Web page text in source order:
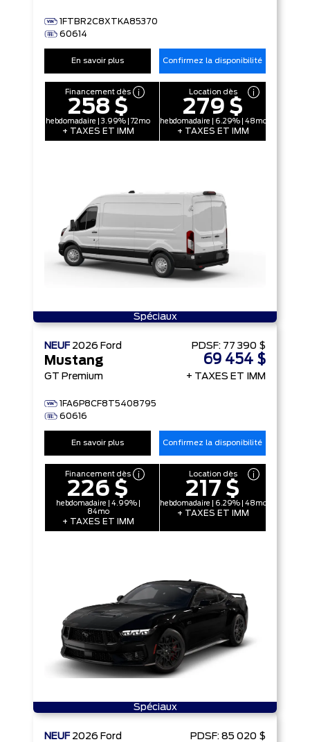
1FTBR2C8XTKA85370
60614
En savoir plus Confirmez la disponibilité
Financement dès
258 $
hebdomadaire | 3.99% | 72mo
+ TAXES ET IMM
Location dès
279 $
hebdomadaire | 6.29% | 48mo
+ TAXES ET IMM
Spéciaux
NEUF 2026 Ford
Mustang
GT Premium
1FA6P8CF8T5408795
60616
PDSF: 77 390 $
69 454 $
+ TAXES ET IMM
En savoir plus Confirmez la disponibilité
Financement dès
226 $
hebdomadaire | 4.99% |
84mo
+ TAXES ET IMM
Location dès
217 $
hebdomadaire | 6.29% | 48mo
+ TAXES ET IMM
Spéciaux
NEUF 2026 Ford PDSF: 85 020 $